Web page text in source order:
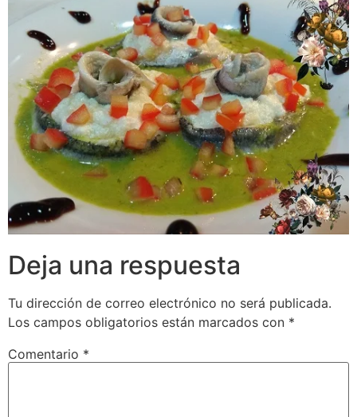
Deja una respuesta
Tu dirección de correo electrónico no será publicada.
Los campos obligatorios están marcados con *
Comentario *